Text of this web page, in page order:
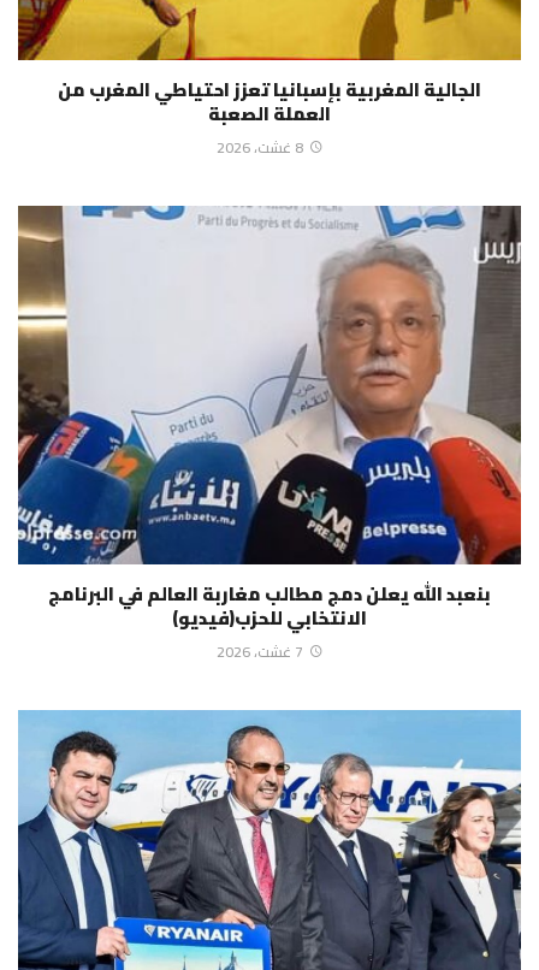
الجالية المغربية بإسبانيا تعزز احتياطي المغرب من
العملة الصعبة
8 غشت، 2026
بنعبد الله يعلن دمج مطالب مغاربة العالم في البرنامج
الانتخابي للحزب(فيديو)
7 غشت، 2026